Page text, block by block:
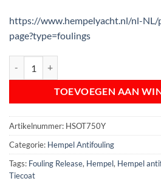
https://www.hempelyacht.nl/nl-
page?type=foulings
TOEVOEGEN AAN
Artikelnummer: HSOT750Y
Categorie: Hempel Antifouling
Tags: Fouling Release, Hempel, Hempel
Tiecoat